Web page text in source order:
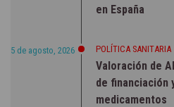
en España
5 de agosto, 2026 POLÍTICA SANITARIA
Valoración de
de financiación
medicamentos